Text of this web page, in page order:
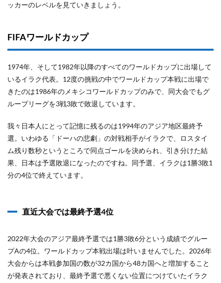
ッカーのレベルを見ていきましょう。
FIFAワールドカップ
1974年、そして1982年以降のすべてのワールドカップに出場して
いるイラク代表。12度の挑戦の中でワールドカップ本戦に出場で
きたのは1986年のメキシコワールドカップのみで、同大会でもグ
ループリーグを3戦3敗で敗退しています。
我々日本人にとって記憶に残るのは1994年のアジア地区最終予
選。いわゆる「ドーハの悲劇」の対戦相手がイラクで、ロスタイ
ム残り数秒というところで同点ゴールを決められ、引き分けた結
果、日本は予選敗退になったのですね。同予選、イラクは1勝3敗1
分の4位で終えています。
直近大会では最終予選4位
2022年大会のアジア最終予選では1勝3敗6分という成績でグルー
プAの4位。ワールドカップ本戦出場は叶いませんでした。2026年
大会からは本戦参加国の数が32カ国から48カ国へと増加すること
が発表されており、最終予選で悪くない位置につけていたイラク